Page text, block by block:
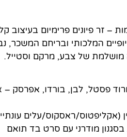
– זר פיונים פרימיום בעיצוב
המלכותי ובריחם המשכר,
מושלמת של צבע, מרקם וסטייל.
ורוד פסטל, לבן, בורדו,
(אקליפטוס/ראסקוס/עלים
מודרני עם סרט בד תואם